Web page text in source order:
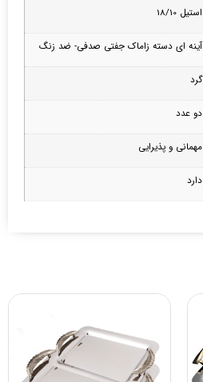
استیل 18/10
آینه ای دسته زاماک جفتی صدفی- ضد زنگ
گرد
دو عدد
مهمانی و پذیرایی
دارد